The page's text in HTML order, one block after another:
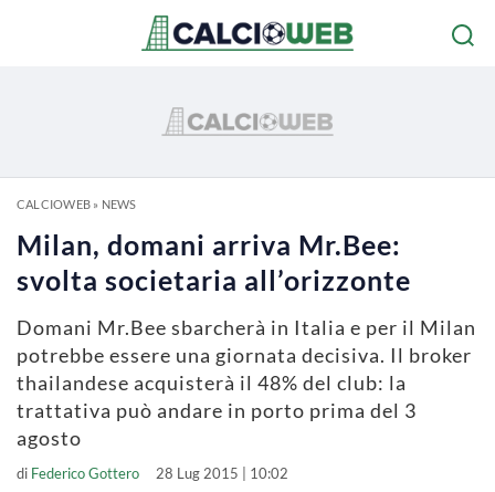
CALCIOWEB» NEWS
Milan, domani arriva Mr.Bee:
svolta societaria all’orizzonte
Domani Mr.Bee sbarcherà in Italia e per il Milan
potrebbe essere una giornata decisiva. Il broker
thailandese acquisterà il 48% del club: la
trattativa può andare in porto prima del 3
agosto
di Federico Gottero 28 Lug 2015 | 10:02